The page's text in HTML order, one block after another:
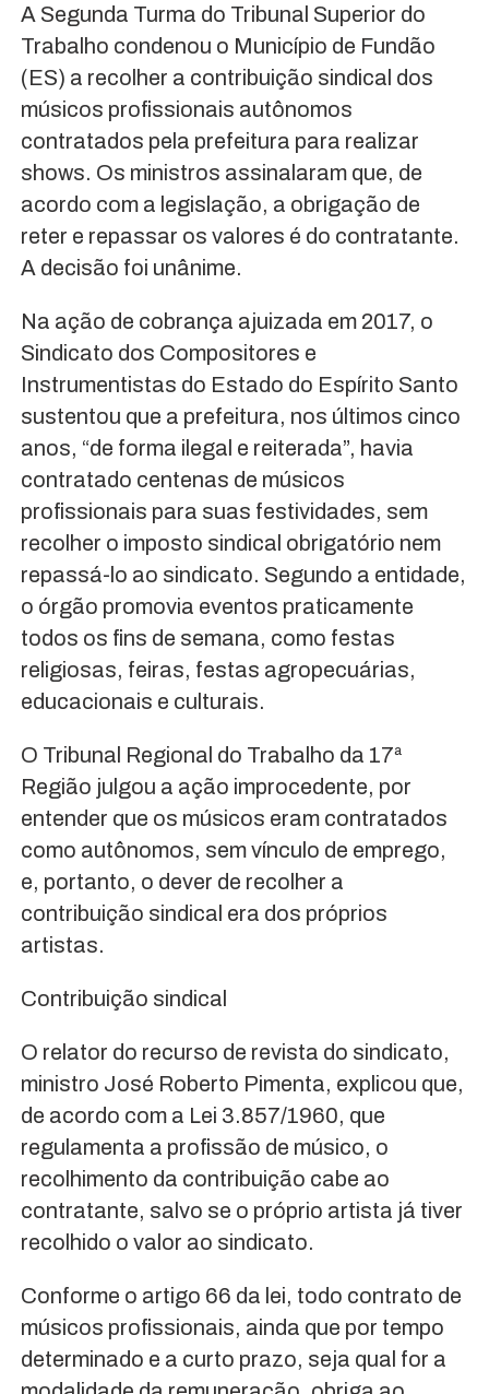
A Segunda Turma do Tribunal Superior do
Trabalho condenou o Município de Fundão
(ES) a recolher a contribuição sindical dos
músicos profissionais autônomos
contratados pela prefeitura para realizar
shows. Os ministros assinalaram que, de
acordo com a legislação, a obrigação de
reter e repassar os valores é do contratante.
A decisão foi unânime.
Na ação de cobrança ajuizada em 2017, o
Sindicato dos Compositores e
Instrumentistas do Estado do Espírito Santo
sustentou que a prefeitura, nos últimos cinco
anos, “de forma ilegal e reiterada”, havia
contratado centenas de músicos
profissionais para suas festividades, sem
recolher o imposto sindical obrigatório nem
repassá-lo ao sindicato. Segundo a entidade,
o órgão promovia eventos praticamente
todos os fins de semana, como festas
religiosas, feiras, festas agropecuárias,
educacionais e culturais.
O Tribunal Regional do Trabalho da 17ª
Região julgou a ação improcedente, por
entender que os músicos eram contratados
como autônomos, sem vínculo de emprego,
e, portanto, o dever de recolher a
contribuição sindical era dos próprios
artistas.
Contribuição sindical
O relator do recurso de revista do sindicato,
ministro José Roberto Pimenta, explicou que,
de acordo com a Lei 3.857/1960, que
regulamenta a profissão de músico, o
recolhimento da contribuição cabe ao
contratante, salvo se o próprio artista já tiver
recolhido o valor ao sindicato.
Conforme o artigo 66 da lei, todo contrato de
músicos profissionais, ainda que por tempo
determinado e a curto prazo, seja qual for a